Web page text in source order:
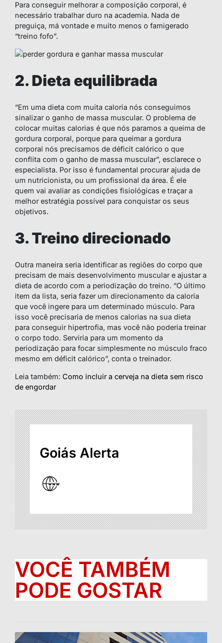
Para conseguir melhorar a composição corporal, é
necessário trabalhar duro na academia. Nada de
preguiça, má vontade e muito menos o famigerado
“treino fofo”.
2. Dieta equilibrada
“Em uma dieta com muita caloria nós conseguimos
sinalizar o ganho de massa muscular. O problema de
colocar muitas calorias é que nós paramos a queima de
gordura corporal, porque para queimar a gordura
corporal nós precisamos de déficit calórico o que
conflita com o ganho de massa muscular”, esclarece o
especialista. Por isso é fundamental procurar ajuda de
um nutricionista, ou um profissional da área. É ele
quem vai avaliar as condições fisiológicas e traçar a
melhor estratégia possível para conquistar os seus
objetivos.
3. Treino direcionado
Outra maneira seria identificar as regiões do corpo que
precisam de mais desenvolvimento muscular e ajustar a
dieta de acordo com a periodização do treino. “O último
item da lista, seria fazer um direcionamento da caloria
que você ingere para um determinado músculo. Para
isso você precisaria de menos calorias na sua dieta
para conseguir hipertrofia, mas você não poderia treinar
o corpo todo. Serviria para um momento da
periodização para focar simplesmente no músculo fraco
mesmo em déficit calórico”, conta o treinador.
Leia também: Como incluir a cerveja na dieta sem risco
de engordar
Goiás Alerta
VOCÊ TAMBÉM
PODE GOSTAR